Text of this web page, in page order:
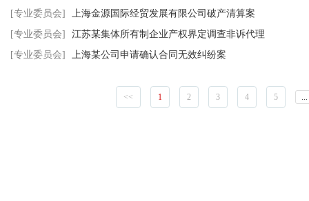
[专业委员会]
上海金源国际经贸发展有限公司破产清算案
[专业委员会]
江苏某集体所有制企业产权界定调查非诉代理
[专业委员会]
上海某公司申请确认合同无效纠纷案
<< 1 2 3 4 5 ...